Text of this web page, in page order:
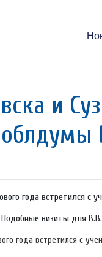
и
года встретился с
визиты для
года встретился с